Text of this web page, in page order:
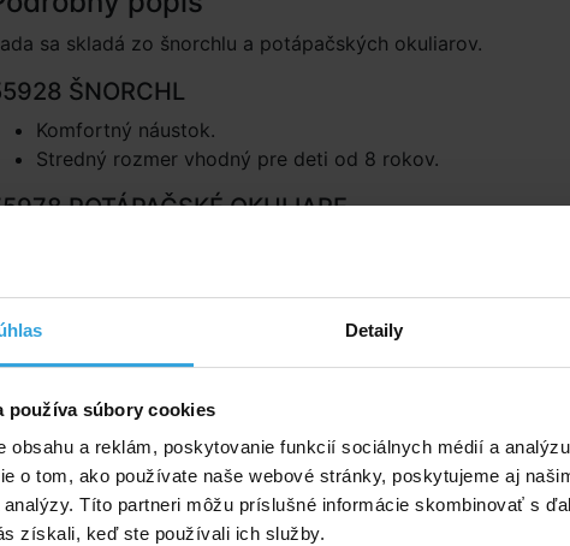
Detaily
používa súbory cookies
obsahu a reklám, poskytovanie funkcií sociálnych médií a
o tom, ako používate naše webové stránky, poskytujeme aj
Títo partneri môžu príslušné informácie skombinovať s
získali, keď ste používali ich služby.
sa skladá zo šnorchlu a potápačských okuliarov.
ŠNORCHL
Komfortný náustok.
Stredný rozmer vhodný pre deti od 8 rokov.
POTÁPAČSKÉ OKULIARE
na tvári.
Ochrana proti ultrafialovému žiareniu a proti zahmlievaniu
Pre deti od 8 rokov.
je určená pre deti od 8 rokov vždy pod dohľadom
produkty
55642 Plavecká sada Adventurer